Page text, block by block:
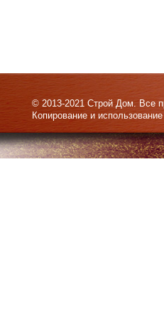
© 2013-2021 Строй Дом. Все
Копирование и